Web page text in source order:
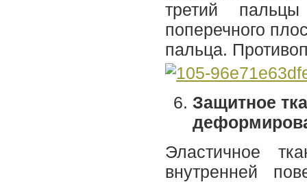
третий
поперечного
пальца.
Защитное
Эластичное
внутренней